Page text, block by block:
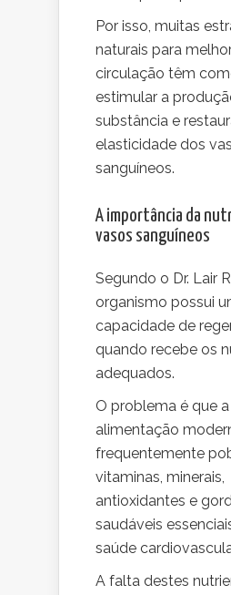
Por isso, muitas
naturais para
circulação têm
estimular a
substância e
elasticidade dos
sanguíneos.
A importância da
vasos sanguíneos
Segundo o Dr. Lair
organismo possui
capacidade de
quando recebe os
adequados.
O problema é que a
alimentação
frequentemente
vitaminas, minerais,
antioxidantes e
saudáveis
saúde
A falta destes